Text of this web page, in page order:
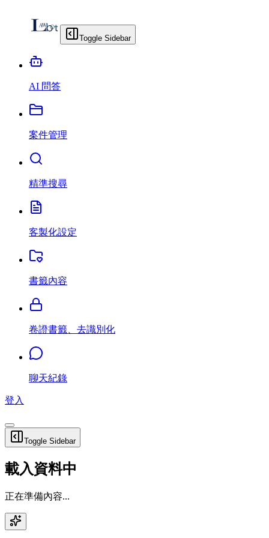
Toggle Sidebar
AI 問答
案件管理
精準搜尋
客製化設定
書籤內容
卷證書籤、去識別化
聊天紀錄
登入
Toggle Sidebar
載入資料中
正在準備內容...